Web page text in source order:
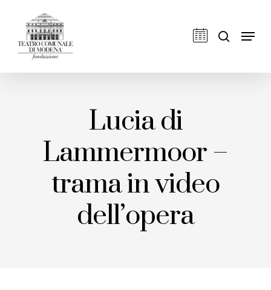
main
content
Lucia di
Lammermoor –
trama in video
dell’opera